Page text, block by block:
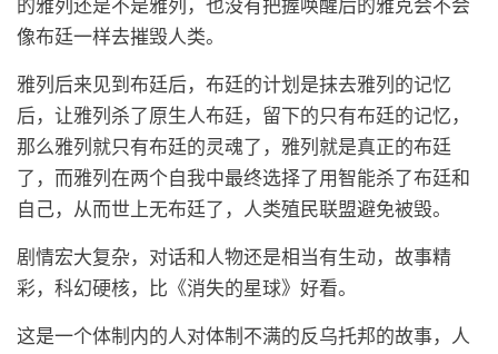
的雅列还是不是雅列，也没有把握唤醒后的雅克会不会
像布廷一样去摧毁人类。
雅列后来见到布廷后，布廷的计划是抹去雅列的记忆
后，让雅列杀了原生人布廷，留下的只有布廷的记忆，
那么雅列就只有布廷的灵魂了，雅列就是真正的布廷
了，而雅列在两个自我中最终选择了用智能杀了布廷和
自己，从而世上无布廷了，人类殖民联盟避免被毁。
剧情宏大复杂，对话和人物还是相当有生动，故事精
彩，科幻硬核，比《消失的星球》好看。
这是一个体制内的人对体制不满的反乌托邦的故事，人